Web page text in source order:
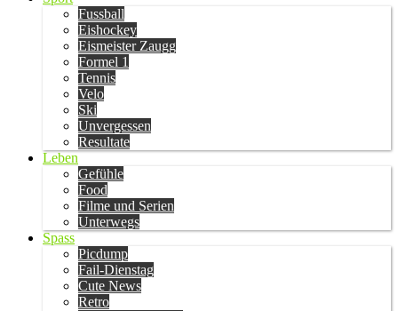
Fussball
Eishockey
Eismeister Zaugg
Formel 1
Tennis
Velo
Ski
Unvergessen
Resultate
Leben
Gefühle
Food
Filme und Serien
Unterwegs
Spass
Picdump
Fail-Dienstag
Cute News
Retro